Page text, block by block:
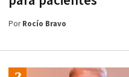
PorRocío Bravo